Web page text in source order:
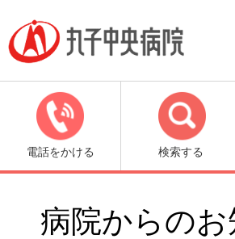
電話をかける 検索する
病院からの